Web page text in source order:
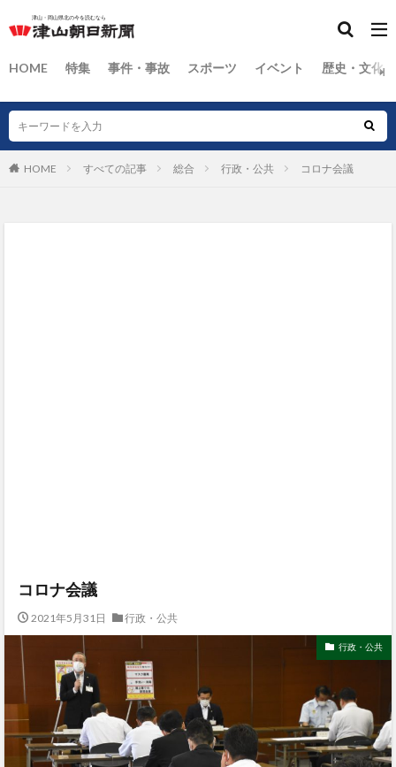
HOME 特集 事件・事故 スポーツ イベント 歴史・文化
HOME すべての記事 総合 行政・公共 コロナ会議
コロナ会議
2021年5月31日 行政・公共
行政・公共